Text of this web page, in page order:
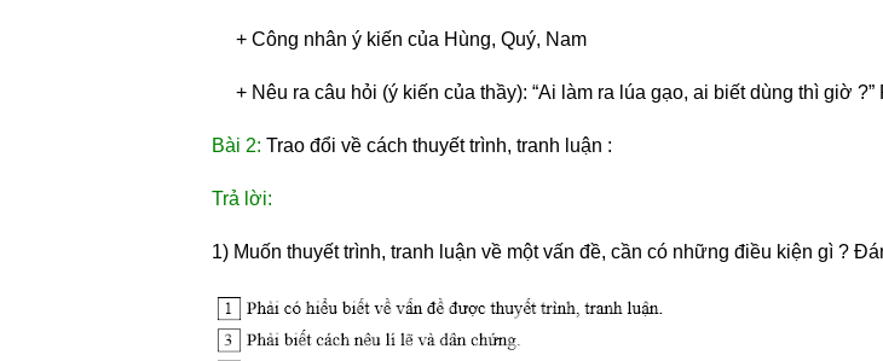
+ Công nhân ý kiến của Hùng, Quý, Nam
+ Nêu ra câu hỏi (ý kiến của thầy): “Ai làm ra lúa gạo, ai biết dùng thì giờ
Bài 2: Trao đổi về cách thuyết trình, tranh luận :
Trả lời:
1) Muốn thuyết trình, tranh luận về một vấn đề, cần có những điều kiện gì ?